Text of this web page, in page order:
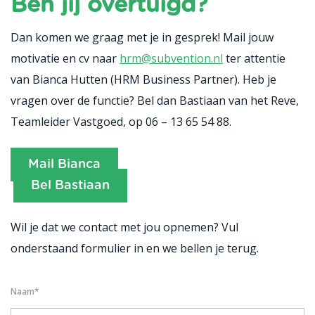
Ben jij overtuigd?
Dan komen we graag met je in gesprek! Mail jouw
motivatie en cv naar hrm@subvention.nl ter attentie
van Bianca Hutten (HRM Business Partner). Heb je
vragen over de functie? Bel dan Bastiaan van het Reve,
Teamleider Vastgoed, op 06 – 13 65 54 88.
Mail Bianca
Bel Bastiaan
Wil je dat we contact met jou opnemen? Vul
onderstaand formulier in en we bellen je terug.
Naam*